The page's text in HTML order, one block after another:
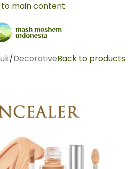
to main content
/DecorativeBack to products